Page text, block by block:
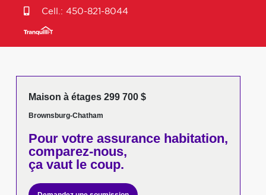
Cell.: 450-821-8044
Maison à étages 299 700 $
Brownsburg-Chatham
Pour votreassurance habitation,
comparez-nous,
ça vaut le coup.